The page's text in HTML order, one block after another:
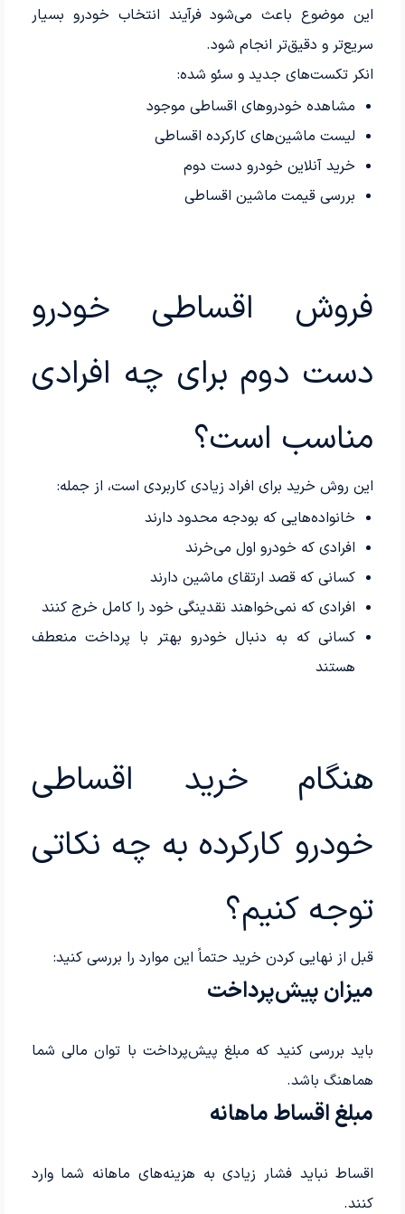
این موضوع باعث می‌شود فرآیند انتخاب خودرو بسیار
سریع‌تر و دقیق‌تر انجام شود.
انکر تکست‌های جدید و سئو شده:
مشاهده خودروهای اقساطی موجود
لیست ماشین‌های کارکرده اقساطی
خرید آنلاین خودرو دست دوم
بررسی قیمت ماشین اقساطی
فروش اقساطی خودرو
دست دوم برای چه افرادی
مناسب است؟
این روش خرید برای افراد زیادی کاربردی است، از جمله:
خانواده‌هایی که بودجه محدود دارند
افرادی که خودرو اول می‌خرند
کسانی که قصد ارتقای ماشین دارند
افرادی که نمی‌خواهند نقدینگی خود را کامل خرج کنند
کسانی که به دنبال خودرو بهتر با پرداخت منعطف
هستند
هنگام خرید اقساطی
خودرو کارکرده به چه نکاتی
توجه کنیم؟
قبل از نهایی کردن خرید حتماً این موارد را بررسی کنید:
میزان پیش‌پرداخت
باید بررسی کنید که مبلغ پیش‌پرداخت با توان مالی شما
هماهنگ باشد.
مبلغ اقساط ماهانه
اقساط نباید فشار زیادی به هزینه‌های ماهانه شما وارد
کنند.